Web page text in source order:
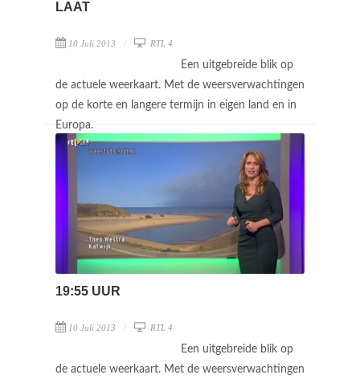
LAAT
10 Juli 2013 RTL 4
Een uitgebreide blik op
de actuele weerkaart. Met de weersverwachtingen
op de korte en langere termijn in eigen land en in
Europa.
19:55 UUR
10 Juli 2013 RTL 4
Een uitgebreide blik op
de actuele weerkaart. Met de weersverwachtingen